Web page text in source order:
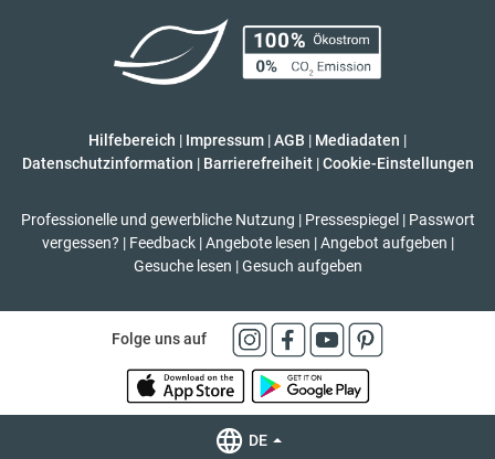
Hilfebereich | Impressum |AGB | Mediadaten |
Datenschutzinformation | Barrierefreiheit | Cookie-Einstellungen
Professionelle und gewerbliche Nutzung | Pressespiegel | Passwort
vergessen? | Feedback | Angebote lesen | Angebot aufgeben |
Gesuche lesen | Gesuch aufgeben
Folge uns auf
DE